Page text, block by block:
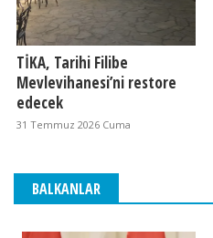
TİKA, Tarihi Filibe
Mevlevihanesi’ni restore
edecek
31 Temmuz 2026 Cuma
BALKANLAR